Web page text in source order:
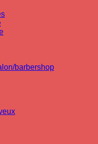
barbershop